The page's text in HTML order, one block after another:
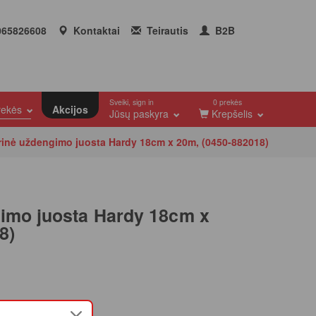
Kontaktai Teirautis B2B
Akcijos
Sveiki, sign in
Jūsų paskyra
0 prekės
Krepšelis
uždengimo juosta Hardy 18cm x 20m, (0450-882018)
juosta Hardy 18cm x